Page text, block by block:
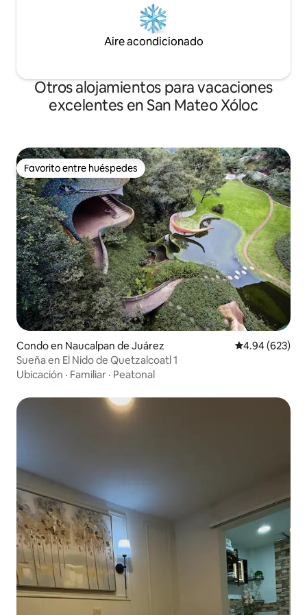
Aire acondicionado
Otros alojamientos para vacaciones
excelentes en San Mateo Xóloc
Favorito entre huéspedes
Favorito entre huéspedes
Condo en Naucalpan de Juárez Calificación
4.94 (623)
Sueña en El Nido de Quetzalcoatl 1
Ubicación · Familiar · Peatonal